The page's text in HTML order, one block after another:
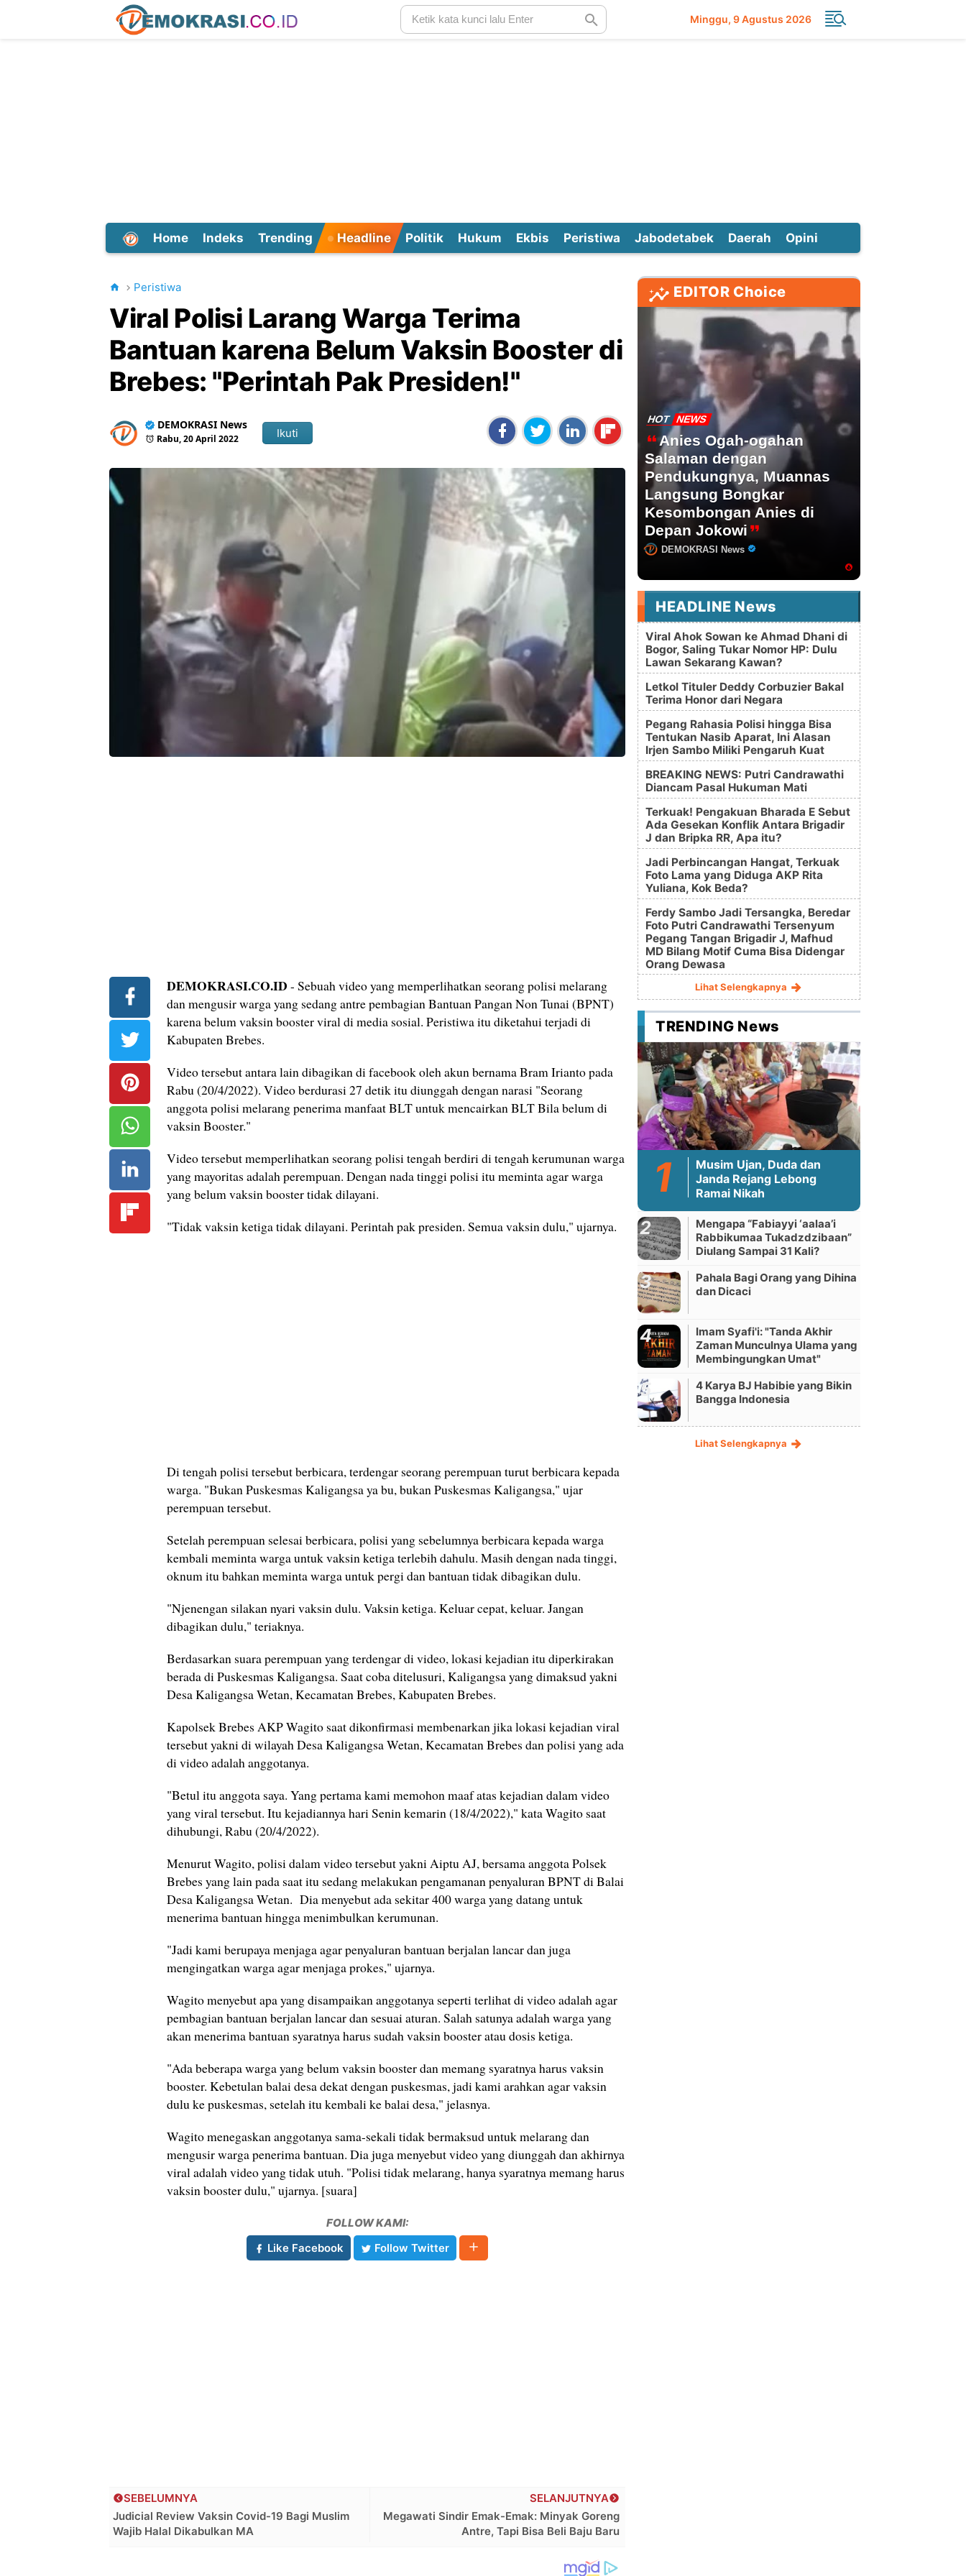
Minggu 9 Agustus 2026
Home Indeks Trending Headline Politik Hukum Ekbis Peristiwa Jabodetabek Daerah Opini
Peristiwa
Viral Polisi Larang Warga Terima
Bantuan karena Belum Vaksin Booster di
Brebes: "Perintah Pak Presiden!"
DEMOKRASI News
Rabu, 20 April 2022 Ikuti
DEMOKRASI.CO.ID - Sebuah video yang memperlihatkan seorang polisi melarang
dan mengusir warga yang sedang antre pembagian Bantuan Pangan Non Tunai (BPNT)
karena belum vaksin booster viral di media sosial. Peristiwa itu diketahui terjadi di
Kabupaten Brebes.
Video tersebut antara lain dibagikan di facebook oleh akun bernama Bram Irianto pada
Rabu (20/4/2022). Video berdurasi 27 detik itu diunggah dengan narasi "Seorang
anggota polisi melarang penerima manfaat BLT untuk mencairkan BLT Bila belum di
vaksin Booster."
Video tersebut memperlihatkan seorang polisi tengah berdiri di tengah kerumunan warga
yang mayoritas adalah perempuan. Dengan nada tinggi polisi itu meminta agar warga
yang belum vaksin booster tidak dilayani.
‎"Tidak vaksin ketiga tidak dilayani. Perintah pak presiden. Semua vaksin dulu," ujarnya.
‎Di tengah polisi tersebut berbicara, terdengar seorang perempuan turut berbicara kepada
warga. "Bukan Puskesmas Kaligangsa ya bu, bukan Puskesmas Kaligangsa," ujar
perempuan tersebut.
Setelah perempuan‎ selesai berbicara, polisi yang sebelumnya berbicara kepada warga
kembali meminta warga untuk vaksin ketiga terlebih dahulu. Masih dengan nada tinggi,
oknum itu bahkan meminta warga untuk pergi dan bantuan tidak dibagikan dulu.
"Njenengan silakan nyari vaksin dulu. Vaksin ketiga. Keluar cepat, keluar. Jangan
dibagikan dulu," teriaknya.
‎Berdasarkan suara perempuan yang terdengar di video, lokasi kejadian itu diperkirakan
berada di Puskesmas Kaligangsa. Saat coba ditelusuri, Kaligangsa yang dimaksud yakni
Desa Kaligangsa Wetan, Kecamatan Brebes, Kabupaten Brebes.
‎Kapolsek Brebes AKP Wagito saat dikonfirmasi membenarkan jika lokasi kejadian viral
tersebut yakni di wilayah Desa Kaligangsa Wetan, Kecamatan Brebes dan polisi yang ada
di video adalah anggotanya.
"Betul itu anggota saya. Yang pertama kami memohon maaf atas kejadian dalam video
yang viral tersebut. Itu kejadiannya hari Senin kemarin (18/4/2022)," kata Wagito saat
dihubungi, Rabu (20/4/2022).
‎Menurut Wagito, polisi dalam video tersebut yakni Aiptu AJ, bersama anggota Polsek
Brebes yang lain pada saat itu sedang melakukan pengamanan penyaluran BPNT di Balai
Desa Kaligangsa Wetan. Dia menyebut ada sekitar 400 warga yang datang untuk
menerima bantuan hingga menimbulkan kerumunan.
"Jadi kami berupaya menjaga agar penyaluran bantuan berjalan lancar dan juga
mengingatkan warga agar menjaga prokes," ujarnya.
‎Wagito menyebut apa yang disampaikan anggotanya seperti terlihat di video adalah agar
pembagian bantuan berjalan lancar dan sesuai aturan. Salah satunya adalah warga yang
akan menerima bantuan syaratnya harus sudah vaksin booster atau dosis ketiga.
"Ada beberapa warga yang belum vaksin booster dan memang syaratnya harus vaksin
booster. Kebetulan balai desa dekat dengan puskesmas, jadi kami arahkan agar vaksin
dulu ke puskesmas, setelah itu kembali ke balai desa," jelasnya.
Wagito menegaskan anggotanya sama-sekali tidak bermaksud untuk melarang dan
mengusir warga penerima bantuan. Dia juga menyebut video yang diunggah dan akhirnya
viral adalah video yang tidak utuh. "Polisi tidak melarang, hanya syaratnya ‎memang harus
vaksin booster dulu," ujarnya. [suara]
FOLLOW KAMI:
Like Facebook
Follow Twitter
SELANJUTNYA
Megawati Sindir Emak-Emak: Minyak Goreng
Antre, Tapi Bisa Beli Baju Baru
SEBELUMNYA
Judicial Review Vaksin Covid-19 Bagi Muslim
Wajib Halal Dikabulkan MA
EDITOR Choice
HOT NEWS
Anies Ogah-ogahan
Salaman dengan
Pendukungnya, Muannas
Langsung Bongkar
Kesombongan Anies di
Depan Jokowi
DEMOKRASI News
HEADLINE News
Viral Ahok Sowan ke Ahmad Dhani di
Bogor, Saling Tukar Nomor HP: Dulu
Lawan Sekarang Kawan?
Letkol Tituler Deddy Corbuzier Bakal
Terima Honor dari Negara
Pegang Rahasia Polisi hingga Bisa
Tentukan Nasib Aparat, Ini Alasan
Irjen Sambo Miliki Pengaruh Kuat
BREAKING NEWS: Putri Candrawathi
Diancam Pasal Hukuman Mati
Terkuak! Pengakuan Bharada E Sebut
Ada Gesekan Konflik Antara Brigadir
J dan Bripka RR, Apa itu?
Jadi Perbincangan Hangat, Terkuak
Foto Lama yang Diduga AKP Rita
Yuliana, Kok Beda?
Ferdy Sambo Jadi Tersangka, Beredar
Foto Putri Candrawathi Tersenyum
Pegang Tangan Brigadir J, Mafhud
MD Bilang Motif Cuma Bisa Didengar
Orang Dewasa
Lihat Selengkapnya
TRENDING News
Musim Ujan, Duda dan
Janda Rejang Lebong
Ramai Nikah
Mengapa “Fabiayyi ‘aalaa’i
Rabbikumaa Tukadzdzibaan”
Diulang Sampai 31 Kali?
Pahala Bagi Orang yang Dihina
dan Dicaci
Imam Syafi'i: "Tanda Akhir
Zaman Munculnya Ulama yang
Membingungkan Umat"
4 Karya BJ Habibie yang Bikin
Bangga Indonesia
Lihat Selengkapnya